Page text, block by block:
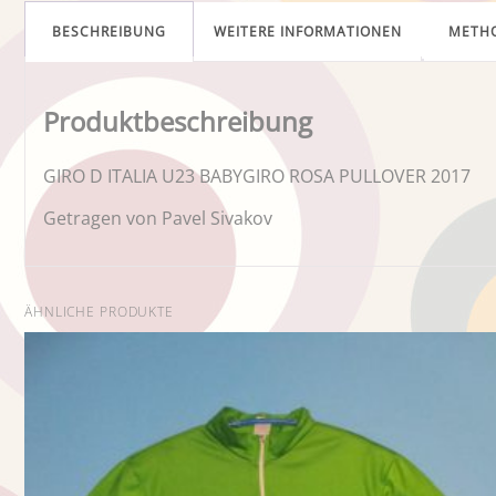
BESCHREIBUNG WEITERE INFORMATIONEN
Produktbeschreibung
GIRO D ITALIA U23 BABYGIRO ROSA PULLOVER 2017
Getragen von Pavel Sivakov
ÄHNLICHE PRODUKTE